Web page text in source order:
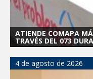
ATIENDE COMAPA
TRAVÉS DEL 073
4 de agosto de 2026